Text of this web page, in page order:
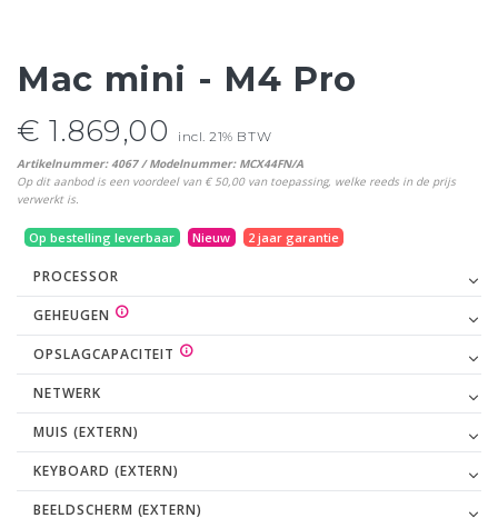
Mac mini - M4 Pro
€ 1.869,00 incl. 21% BTW
Artikelnummer: 4067 / Modelnummer: MCX44FN/A
Op dit aanbod is een voordeel van € 50,00 van toepassing, welke reeds in de prijs
verwerkt is.
Op bestelling leverbaar Nieuw 2 jaar garantie
PROCESSOR
GEHEUGEN
OPSLAGCAPACITEIT
NETWERK
MUIS (EXTERN)
KEYBOARD (EXTERN)
BEELDSCHERM (EXTERN)